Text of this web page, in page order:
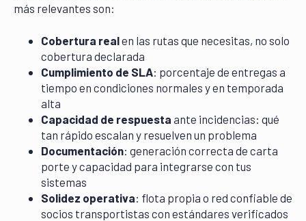
más relevantes son:
Cobertura realen las rutas que necesitas, no solo
cobertura declarada
Cumplimiento de SLA: porcentaje de entregas a
tiempo en condiciones normales y en temporada
alta
Capacidad de respuesta ante incidencias: qué
tan rápido escalan y resuelven un problema
Documentación: generación correcta de carta
porte y capacidad para integrarse con tus
sistemas
Solidez operativa: flota propia o red confiable de
socios transportistas con estándares verificados